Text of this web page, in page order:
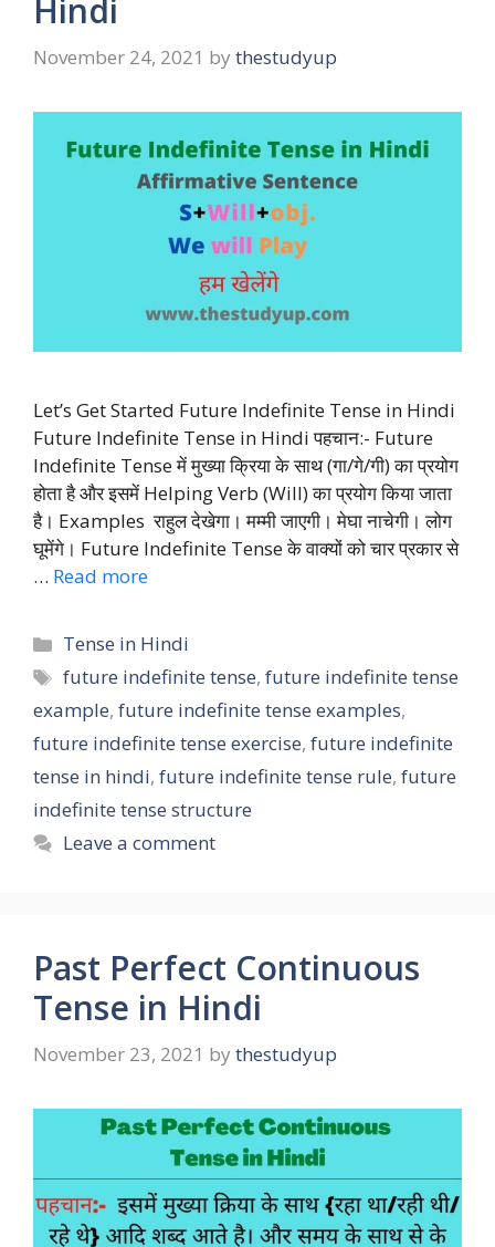
Hindi
November 24, 2021 by thestudyup
Let’s Get Started Future Indefinite Tense in Hindi
Future Indefinite Tense in Hindi पहचान:- Future
Indefinite Tense में मुख्या क्रिया के साथ (गा/गे/गी) का प्रयोग
होता है और इसमें Helping Verb (Will) का प्रयोग किया जाता
है। Examples राहुल देखेगा। मम्मी जाएगी। मेघा नाचेगी। लोग
घूमेंगे। Future Indefinite Tense के वाक्यों को चार प्रकार से
… Read more
Categories
Tense in Hindi
Tags
future indefinite tense,future indefinite tense
example, future indefinite tense examples,
future indefinite tense exercise, future indefinite
tense in hindi, future indefinite tense rule, future
indefinite tense structure
Leave a comment
Past Perfect Continuous
Tense in Hindi
November 23, 2021 by thestudyup